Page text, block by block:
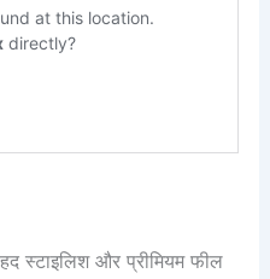
स्टाइलिश और प्रीमियम फील